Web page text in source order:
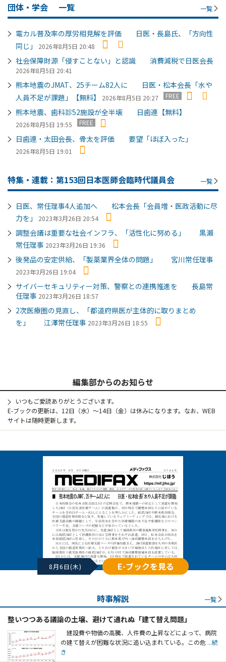
団体・学会 一覧 一覧
電カル普及率の厚労相見解を評価 日医・長島氏、「方向性
同じ」
2026年8月5日 20:48
社会保障財源「侵すことない」と認識 消費減税で日医会長
2026年8月5日 20:41
熊本地震のJMAT、25チーム82人に 日医・松本会長「水や
人員不足が課題」【無料】
2026年8月5日 20:27 FREE
熊本地震、歯科診52施設が全半壊 日歯連【無料】
2026年8月5日 19:55 FREE
日歯連・太田会長、骨太を評価 要望「ほぼ入った」
2026年8月5日 19:01
特集・連載：第153回日本医師会臨時代議員会 一覧
日医、常任理事4人追加へ 松本会長「会員増・医政活動に尽
力を」
2023年3月26日 20:54
調整会議は重要な社会インフラ、「活性化に努める」 黒瀨
常任理事 2023年3月26日 19:36
後発品の安定供給、「製薬業界全体の問題」 宮川常任理事
2023年3月26日 19:04
サイバーセキュリティー対策、警察との連携推進を 長島常
任理事 2023年3月26日 18:57
2次医療圏の見直し、「都道府県医が主体的に取りまとめ
を」 江澤常任理事 2023年3月26日 18:55
編集部からのお知らせ
いつもご愛読ありがとうございます。
E-ブックの更新は、12日（水）～14日（金）は休みになります。なお、WEB
サイトは随時更新します。
8月6日(木) E-ブックを見る
時事解説 一覧
整いつつある議論の土壌、避けて通れぬ「建て替え問題」
建設費や物価の高騰、人件費の上昇などによって、病院
の建て替えが困難な状況に追い込まれている。この危 ...続
き